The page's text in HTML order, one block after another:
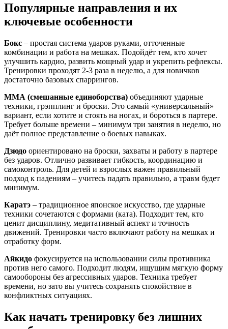
Популярные направления и их
ключевые особенности
Бокс – простая система ударов руками, отточенные
комбинации и работа на мешках. Подойдёт тем, кто хочет
улучшить кардио, развить мощный удар и укрепить рефлексы.
Тренировки проходят 2‑3 раза в неделю, а для новичков
достаточно базовых спаррингов.
ММА (смешанные единоборства) объединяют ударные
техники, грэпплинг и броски. Это самый «универсальный»
вариант, если хотите и стоять на ногах, и бороться в партере.
Требует больше времени – минимум три занятия в неделю, но
даёт полное представление о боевых навыках.
Дзюдо ориентировано на броски, захваты и работу в партере
без ударов. Отлично развивает гибкость, координацию и
самоконтроль. Для детей и взрослых важен правильный
подход к падениям – учитесь падать правильно, а травм будет
минимум.
Каратэ – традиционное японское искусство, где ударные
техники сочетаются с формами (ката). Подходит тем, кто
ценит дисциплину, медитативный аспект и точность
движений. Тренировки часто включают работу на мешках и
отработку форм.
Айкидо фокусируется на использовании силы противника
против него самого. Подходит людям, ищущим мягкую форму
самообороны без агрессивных ударов. Техника требует
времени, но зато вы учитесь сохранять спокойствие в
конфликтных ситуациях.
Как начать тренировку без лишних